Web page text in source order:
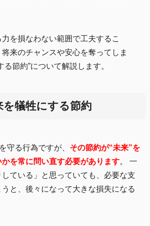
を損なわない範囲で工夫するこ
来のチャンスや安心を奪ってしま
る節約”について解説します。
を犠牲にする節約
守る行為ですが、 その節約が“未来”を
を常に問い直す必要があります。 一
している」と思っていても、必要な支
と、後々になって大きな損失になる